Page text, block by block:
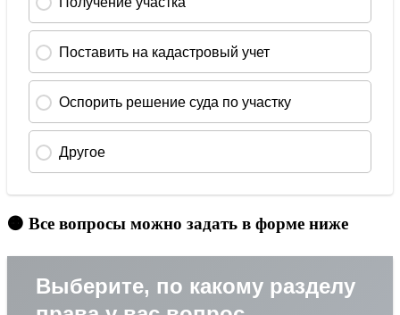
🟠 Все вопросы можно задать в форме ниже